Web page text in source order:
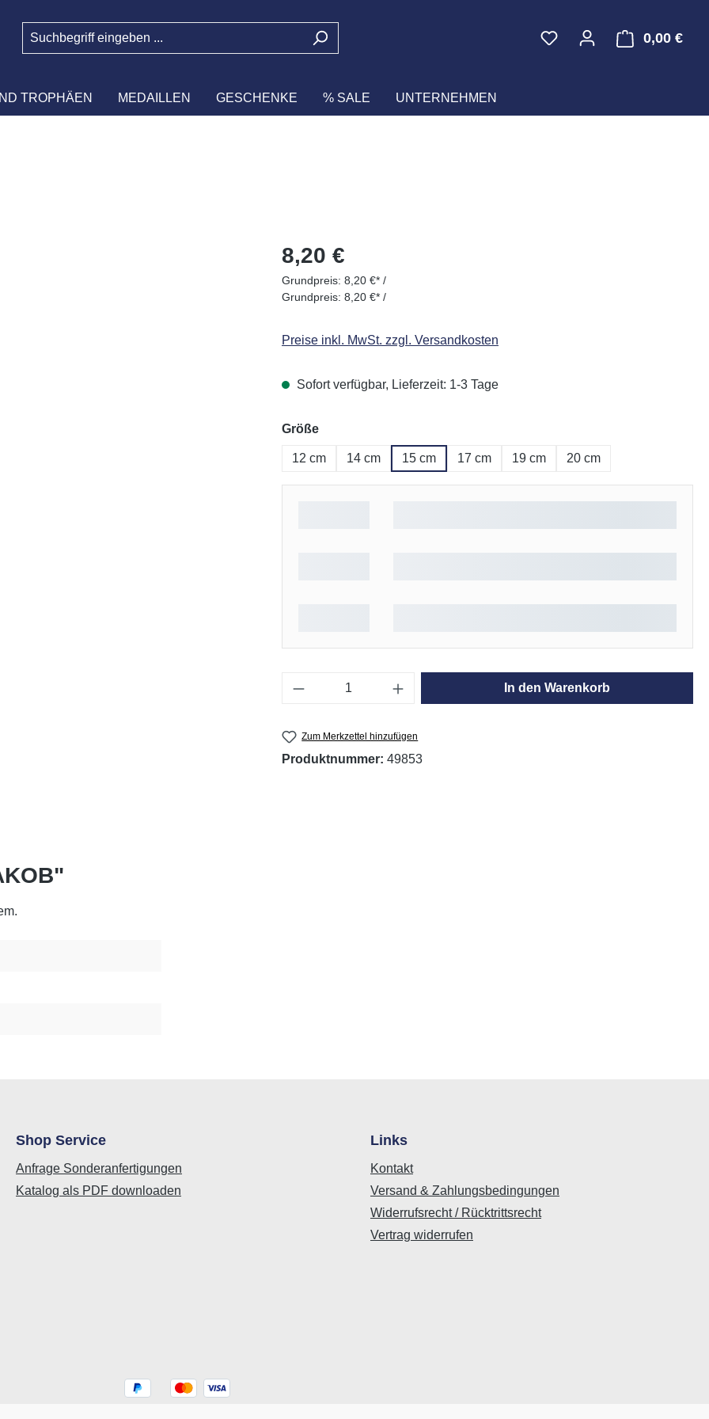
0,00 €
TROPHÄEN MEDAILLEN GESCHENKE % SALE UNTERNEHMEN
Regulärer Preis:
8,20 €
Grundpreis: 8,20 €* /
Grundpreis: 8,20 €* /
Preise inkl. MwSt. zzgl. Versandkosten
Sofort verfügbar, Lieferzeit: 1-3 Tage
Größeauswählen
12 cm 14 cm 15 cm 17 cm 19 cm 20 cm
Produkt Anzahl: Gib den gewünschten Wert ein
In den Warenkorb
Zum Merkzettel hinzufügen
Produktnummer: 49853
Shop Service
Anfrage Sonderanfertigungen
Katalog als PDF downloaden
Links
Kontakt
Versand & Zahlungsbedingungen
Widerrufsrecht / Rücktrittsrecht
Vertrag widerrufen